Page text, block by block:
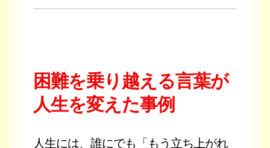
困難を乗り越える言葉が
人生を変えた事例
人生には、誰にでも「もう立ち上がれ